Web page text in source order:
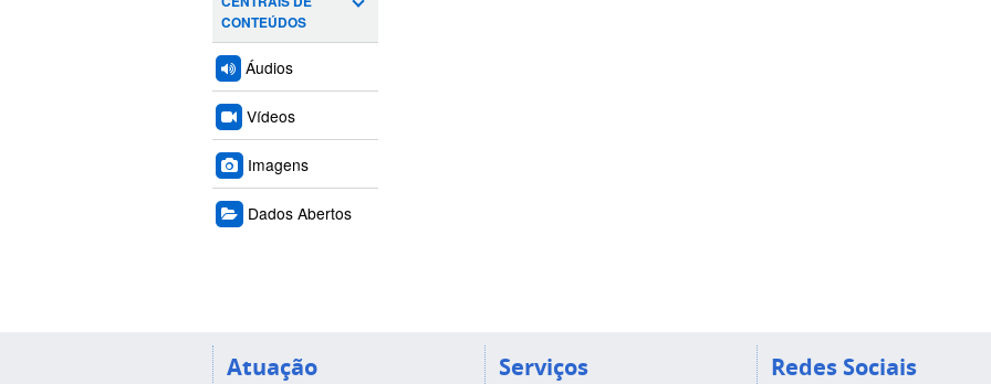
CONTEÚDOS
Áudios
Vídeos
Imagens
Dados Abertos
Atuação Serviços Redes Sociais